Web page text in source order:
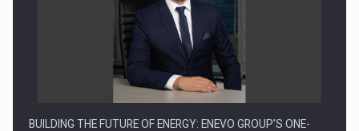
BUILDING THE FUTURE OF ENERGY: ENEVO GROUP’S ONE-